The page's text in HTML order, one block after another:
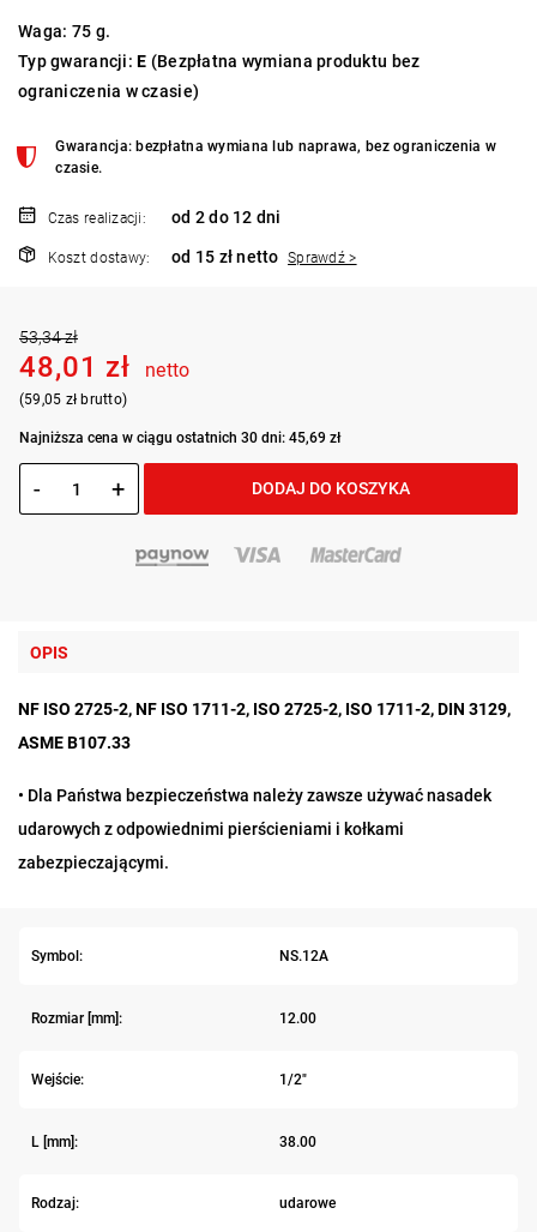
Waga: 75 g.
Typ gwarancji:E (Bezpłatna wymiana produktu bez
ograniczenia w czasie)
Gwarancja: bezpłatna wymiana lub naprawa, bez ograniczenia w
czasie.
Czas realizacji: od 2 do 12 dni
Koszt dostawy: od 15 zł netto Sprawdź >
53,34 zł
48,01 zł netto
(59,05 zł brutto)
Najniższa cena w ciągu ostatnich 30 dni: 45,69 zł
- + DODAJ DO KOSZYKA
OPIS
NF ISO 2725-2, NF ISO 1711-2, ISO 2725-2, ISO 1711-2, DIN 3129,
ASME B107.33
• Dla Państwa bezpieczeństwa należy zawsze używać nasadek
udarowych z odpowiednimi pierścieniami i kołkami
zabezpieczającymi.
Symbol: NS.12A
Rozmiar [mm]: 12.00
Wejście: 1/2"
L [mm]: 38.00
Rodzaj: udarowe